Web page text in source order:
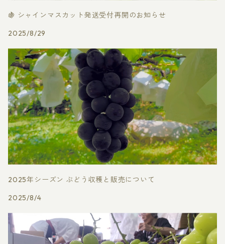
🍇 シャインマスカット発送受付再開のお知らせ
2025/8/29
2025年シーズン ぶどう収穫と販売について
2025/8/4